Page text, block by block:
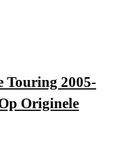
Touring 2005-
Originele